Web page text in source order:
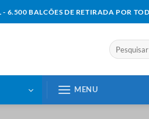
6.500 BALCÕES DE RETIRADA POR
Pesquisar
por:
MENU